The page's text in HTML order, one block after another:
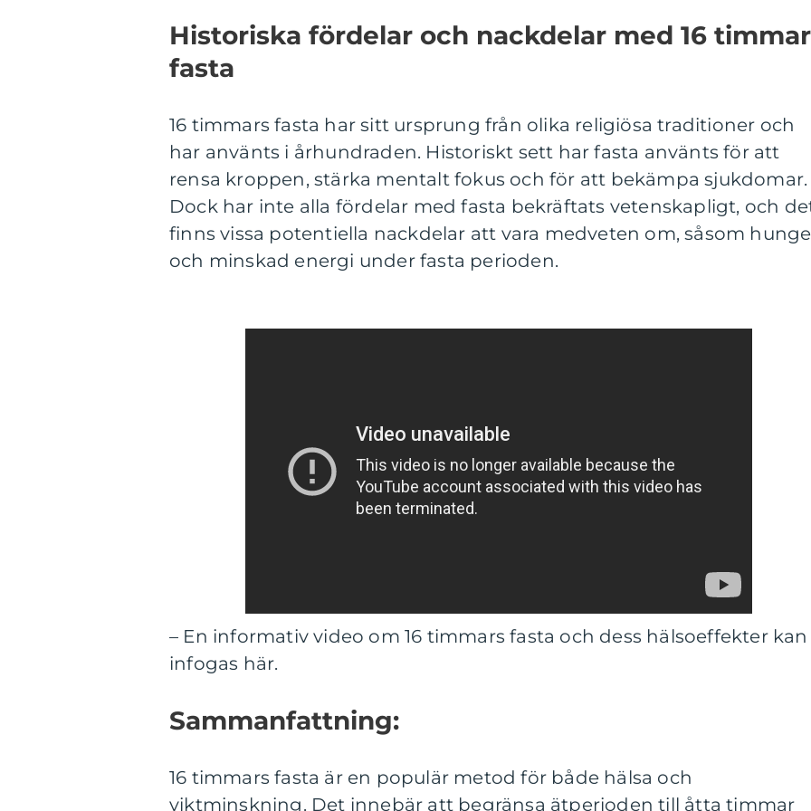
Historiska fördelar och nackdelar med 16
fasta
16 timmars fasta har sitt ursprung från olika religiösa traditioner och
har använts i århundraden. Historiskt sett har fasta använts för att
rensa kroppen, stärka mentalt fokus och för att bekämpa sjukdomar.
Dock har inte alla fördelar med fasta bekräftats vetenskapligt, och
finns vissa potentiella nackdelar att vara medveten om, såsom
och minskad energi under fasta perioden.
– En informativ video om 16 timmars fasta och dess hälsoeffekter kan
infogas här.
Sammanfattning:
16 timmars fasta är en populär metod för både hälsa och
viktminskning. Det innebär att begränsa ätperioden till åtta timmar